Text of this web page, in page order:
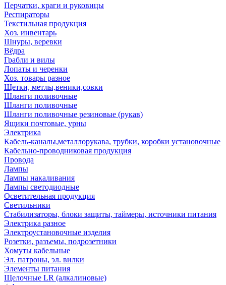
Перчатки, краги и руковицы
Респираторы
Текстильная продукция
Хоз. инвентарь
Шнуры, веревки
Вёдра
Грабли и вилы
Лопаты и черенки
Хоз. товары разное
Щетки, метлы,веники,совки
Шланги поливочные
Шланги поливочные
Шланги поливочные резиновые (рукав)
Ящики почтовые, урны
Электрика
Кабель-каналы,металлорукава, трубки, коробки установочные
Кабельно-проводниковая продукция
Провода
Лампы
Лампы накаливания
Лампы светодиодные
Осветительная продукция
Светильники
Стабилизаторы, блоки защиты, таймеры, источники питания
Электрика разное
Электроустановочные изделия
Розетки, разъемы, подрозетники
Хомуты кабельные
Эл. патроны, эл. вилки
Элементы питания
Щелочные LR (алкалиновые)